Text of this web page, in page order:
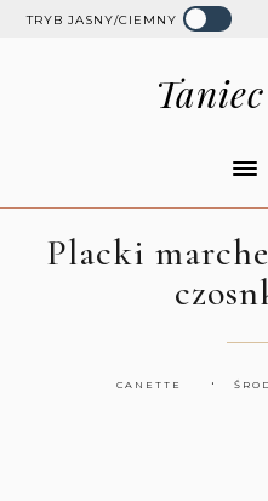
TRYB JASNY/CIEMNY
Placki
CANETTE